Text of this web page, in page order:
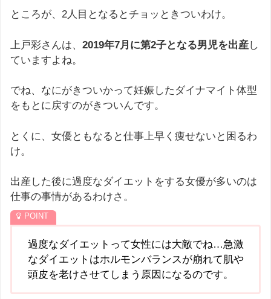
ところが、2人目となるとチョッときついわけ。
上戸彩さんは、 2019年7月に第2子となる男児を出産し
ていますよね。
でね、なにがきついかって妊娠したダイナマイト体型
をもとに戻すのがきついんです。
とくに、女優ともなると仕事上早く痩せないと困るわ
け。
出産した後に過度なダイエットをする女優が多いのは
仕事の事情があるわけさ。
過度なダイエットって女性には大敵でね…急激
なダイエットはホルモンバランスが崩れて肌や
頭皮を老けさせてしまう原因になるのです。